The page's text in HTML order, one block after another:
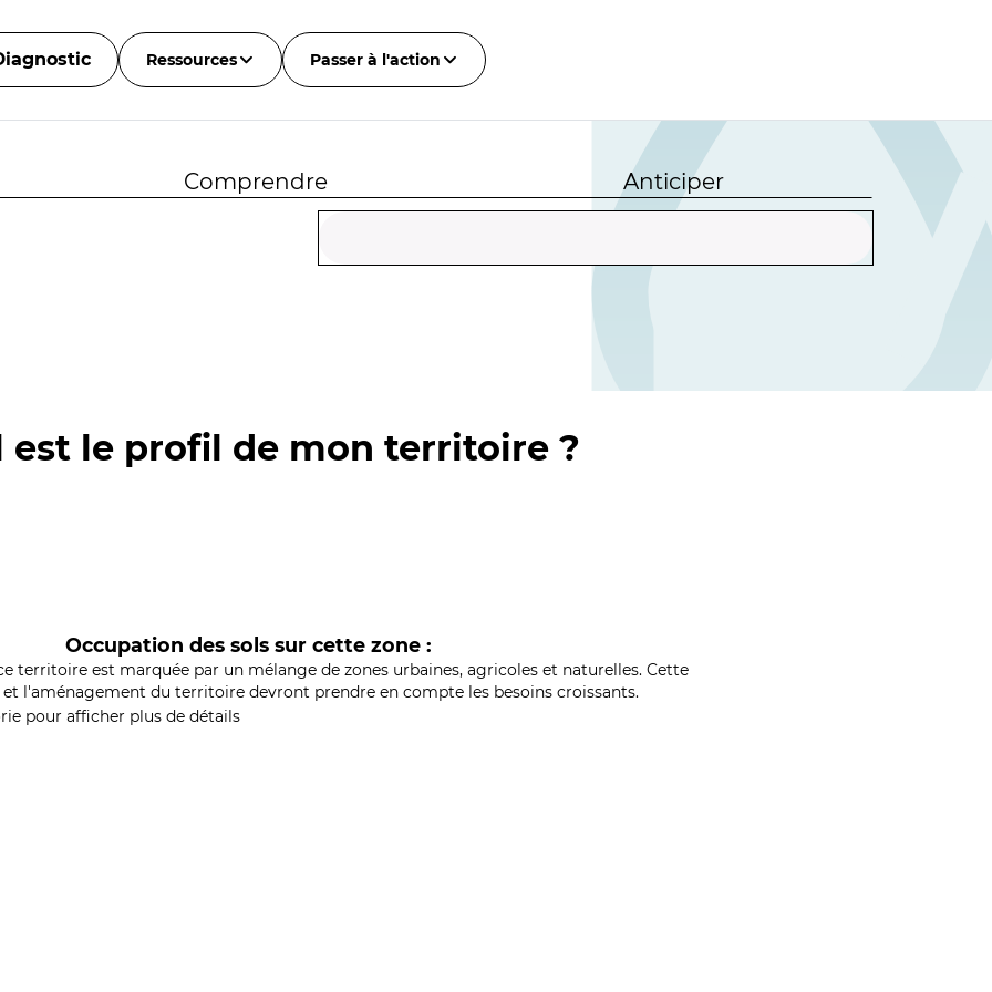
Ressources Passer à l'action
Comprendre Anticiper
est le profil de mon territoire ?
Occupation des sols sur cette zone :
territoire est marquée par un mélange de zones urbaines, agricoles et naturelles. Cette
l'aménagement du territoire devront prendre en compte les besoins croissants.
pour afficher plus de détails